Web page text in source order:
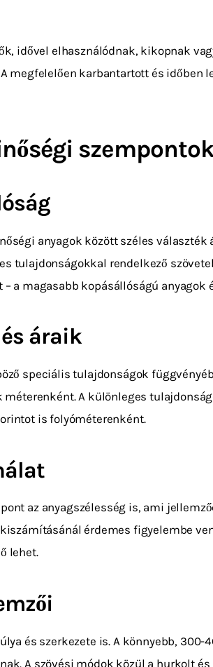
idővel elhasználódnak, kikopnak
megfelelően karbantartott és
anyagok között széles
tulajdonságokkal rendelkező
a magasabb kopásállóságú anyagok
áraik
speciális tulajdonságok
méterenként. A különleges
is folyóméterenként.
az anyagszélesség is, ami
érdemes figyelembe
lehet.
és szerkezete is. A könnyebb,
A szövési módok közül a hurkolt